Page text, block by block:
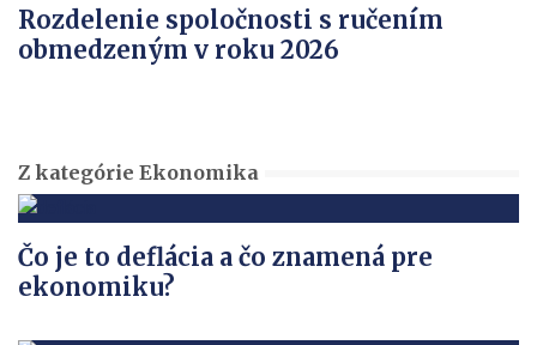
Rozdelenie spoločnosti s ručením
obmedzeným v roku 2026
Z kategórie Ekonomika
Čo je to deflácia a čo znamená pre
ekonomiku?